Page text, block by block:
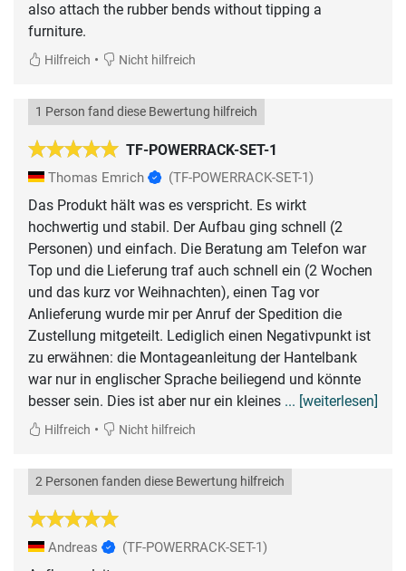
also attach the rubber bends without tipping a
furniture.
Hilfreich • Nicht hilfreich
TF-POWERRACK-SET-1
1 Person fand diese Bewertung hilfreich
Thomas Emrich (TF-POWERRACK-SET-1)
Das Produkt hält was es verspricht. Es wirkt
hochwertig und stabil. Der Aufbau ging schnell (2
Personen) und einfach. Die Beratung am Telefon war
Top und die Lieferung traf auch schnell ein (2 Wochen
und das kurz vor Weihnachten), einen Tag vor
Anlieferung wurde mir per Anruf der Spedition die
Zustellung mitgeteilt. Lediglich einen Negativpunkt ist
zu erwähnen: die Montageanleitung der Hantelbank
war nur in englischer Sprache beiliegend und könnte
besser sein. Dies ist aber nur ein kleines ... [weiterlesen]
Hilfreich • Nicht hilfreich
2 Personen fanden diese Bewertung hilfreich
Andreas (TF-POWERRACK-SET-1)